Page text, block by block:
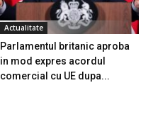
Actualitate
Parlamentul britanic aproba
in mod expres acordul
comercial cu UE dupa...